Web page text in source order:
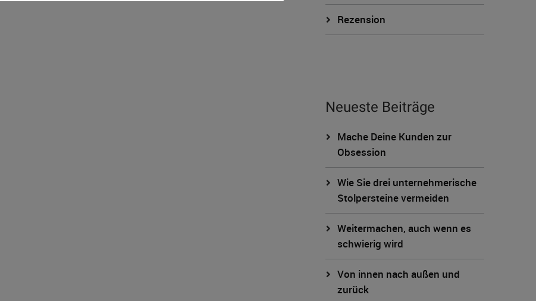
Rezension
Neueste Beiträge
Mache Deine Kunden zur
Obsession
Wie Sie drei unternehmerische
Stolpersteine vermeiden
Weitermachen, auch wenn es
schwierig wird
Von innen nach außen und
zurück